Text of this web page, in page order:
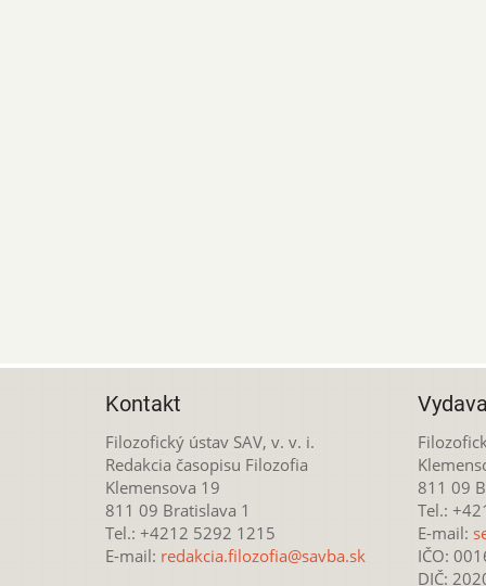
Kontakt
Filozofický ústav SAV, v. v. i.
Redakcia časopisu Filozofia
Klemensova 19
811 09 Bratislava 1
Tel.: +4212 5292 1215
E-mail: redakcia.filozofia@savba.sk
811 09
Tel.:
E-mail:
IČO:
DIČ: